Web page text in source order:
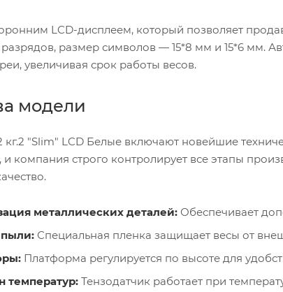
LCD-дисплеем, который позволяет
размер символов — 15*8 мм и 15*6 мм.
увеличивая срок работы весов.
модели
кг.2 "Slim" LCD Белые включают новейшие
компания строго контролирует все этапы
металлических деталей: Обеспечивает
пыли: Специальная пленка защищает весы от
Платформа регулируется по высоте для
температур: Тензодатчик работает при